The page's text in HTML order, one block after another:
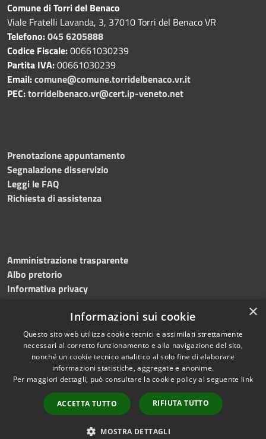
Comune di Torri del Benaco
Viale Fratelli Lavanda, 3, 37010 Torri del Benaco VR
Telefono:045 6205888
Codice Fiscale:00661030239
Partita IVA:00661030239
Email:comune@comune.torridelbenaco.vr.it
PEC:torridelbenaco.vr@cert.ip-veneto.net
Prenotazione appuntamento
Segnalazione disservizio
Leggi le FAQ
Richiesta di assistenza
Amministrazione trasparente
Albo pretorio
Informativa privacy
Dichiarazione di accessibilità
RSS
Accessibilità
Copyright © 2023 •
Comune di
Benaco • Powered
byMunicipium•Redazione
×
Informazioni sui cookie
Questo sito web utilizza cookie tecnici e assimilati strettamente
necessari al corretto funzionamento e alla navigazione del sito,
nonché un cookie tecnico analitico al solo fine di elaborare
informazioni statistiche, aggregate e anonime.
Per maggiori dettagli, può consultare la cookie policy al seguente link
ACCETTA TUTTO RIFIUTA TUTTO
MOSTRA DETTAGLI